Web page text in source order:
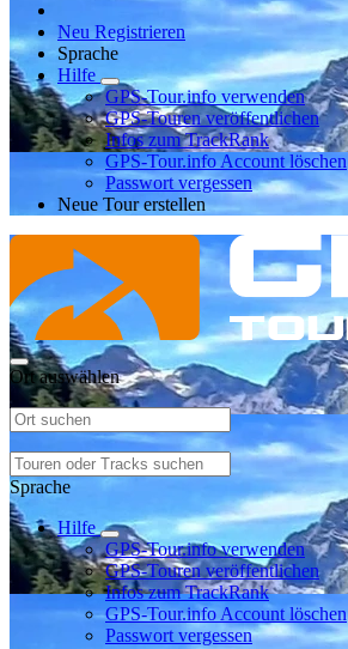
Neu Registrieren
Sprache
Hilfe
GPS-Tour.info verwenden
GPS-Touren veröffentlichen
Infos zum TrackRank
GPS-Tour.info Account löschen
Passwort vergessen
Neue Tour erstellen
Ort auswählen
Sprache
Hilfe
GPS-Tour.info verwenden
GPS-Touren veröffentlichen
Infos zum TrackRank
GPS-Tour.info Account löschen
Passwort vergessen